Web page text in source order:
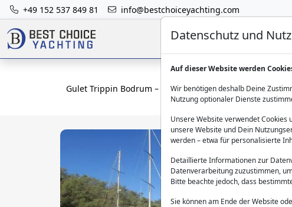
+49 152 537 849 81 info@bestchoiceyachting.com
Gulet Trippin Bodrum – exklusive Yacht mit Crew
Datenschutz und
Auf dieser Website werden
Wir benötigen deshalb Deine
Nutzung optionaler Dienste
Unsere Website verwendet Cookies
unsere Website und Dein
werden – etwa für personalisierte
Detaillierte Informationen zur
Datenverarbeitung zuzustimmen,
Bitte beachte jedoch, dass
Sie können am Ende der Website